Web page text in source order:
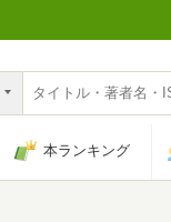
本ランキング